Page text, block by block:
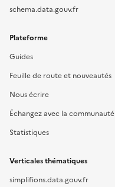
schema.data.gouv.fr
Plateforme
Guides
Feuille de route et nouveautés
Nous écrire
Échangez avec la communauté
Statistiques
Verticales thématiques
simplifions.data.gouv.fr